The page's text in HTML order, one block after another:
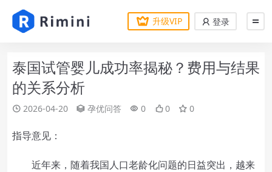
升级VIP 登录
泰国试管婴儿成功率揭秘？费用与结果
的关系分析
2026-04-20 孕优问答 0 0 0
指导意见：
近年来，随着我国人口老龄化问题的日益突出，越来